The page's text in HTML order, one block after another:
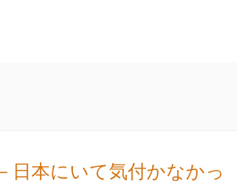
本にいて気付かなかっ